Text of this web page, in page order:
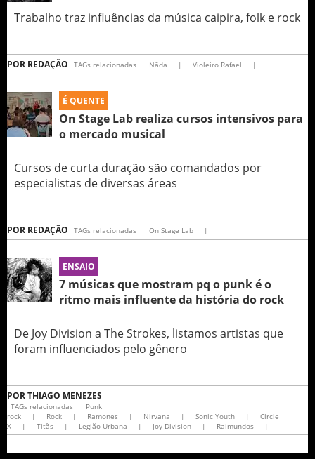
Trabalho traz influências da música caipira, folk e rock
POR REDAÇÃO TAGs relacionadas Nāda | Violeiro Rafael |
É QUENTE
On Stage Lab realiza cursos intensivos para
o mercado musical
Cursos de curta duração são comandados por
especialistas de diversas áreas
POR REDAÇÃO TAGs relacionadas On Stage Lab |
ENSAIO
7 músicas que mostram pq o punk é o
ritmo mais influente da história do rock
De Joy Division a The Strokes, listamos artistas que
foram influenciados pelo gênero
PORTHIAGO MENEZES
TAGs relacionadas
Punk
rock
| Rock | Ramones | Nirvana | Sonic Youth |
Circle
X
| Titãs | Legião Urbana | Joy Division | Raimundos |